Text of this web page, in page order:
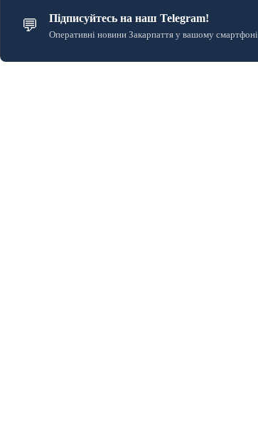
💬 Підписуйтесь на наш Telegram!
Оперативні новини Закарпаття у вашому смартфоні.